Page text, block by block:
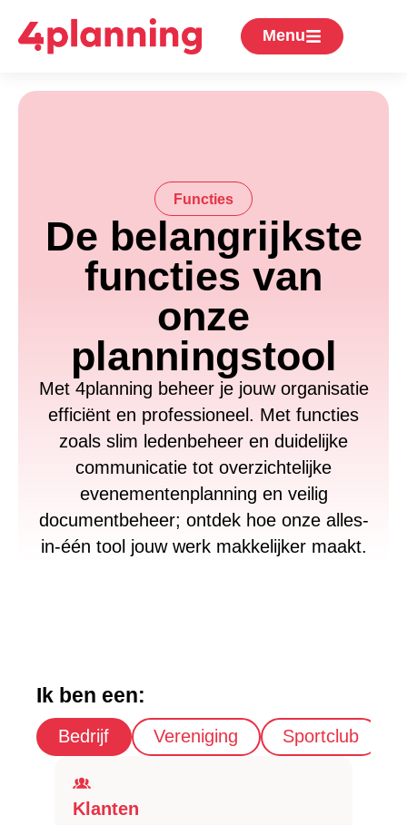
Menu
Functies
De belangrijkste
functies van
onze
planningstool
Met 4planning beheer je jouw organisatie
efficiënt en professioneel. Met functies
zoals slim ledenbeheer en duidelijke
communicatie tot overzichtelijke
evenementenplanning en veilig
documentbeheer; ontdek hoe onze alles-
in-één tool jouw werk makkelijker maakt.
Ik ben een:
Bedrijf Vereniging Sportclub
Klanten